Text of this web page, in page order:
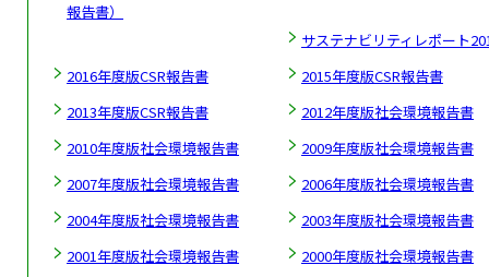
報告書）
サステナビリティレポート
2016年度版CSR報告書
2015年度版CSR報告書
2013年度版CSR報告書
2012年度版社会環境報告書
2010年度版社会環境報告書
2009年度版社会環境報告書
2007年度版社会環境報告書
2006年度版社会環境報告書
2004年度版社会環境報告書
2003年度版社会環境報告書
2001年度版社会環境報告書
2000年度版社会環境報告書